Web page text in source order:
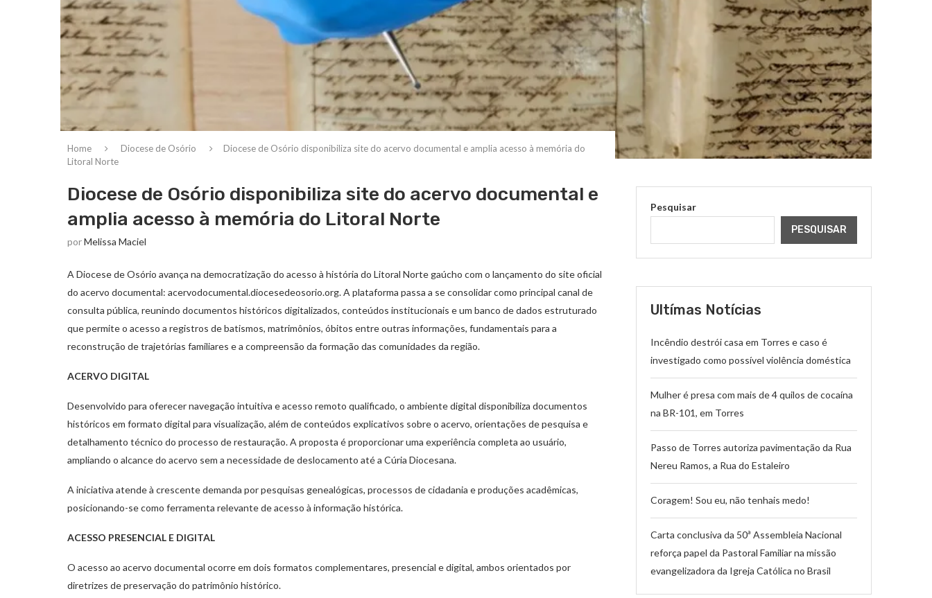
Home Diocese de Osório
Diocese de Osório disponibiliza site do acervo documental e amplia acesso à memória do
Litoral Norte
Diocese de Osório disponibiliza site do acervo documental e
amplia acesso à memória do Litoral Norte
porMelissa Maciel
A Diocese de Osório avança na democratização do acesso à história do Litoral Norte gaúcho com o lançamento do site oficial
do acervo documental: acervodocumental.diocesedeosorio.org. A plataforma passa a se consolidar como principal canal de
consulta pública, reunindo documentos históricos digitalizados, conteúdos institucionais e um banco de dados estruturado
que permite o acesso a registros de batismos, matrimônios, óbitos entre outras informações, fundamentais para a
reconstrução de trajetórias familiares e a compreensão da formação das comunidades da região.
ACERVO DIGITAL
Desenvolvido para oferecer navegação intuitiva e acesso remoto qualificado, o ambiente digital disponibiliza documentos
históricos em formato digital para visualização, além de conteúdos explicativos sobre o acervo, orientações de pesquisa e
detalhamento técnico do processo de restauração. A proposta é proporcionar uma experiência completa ao usuário,
ampliando o alcance do acervo sem a necessidade de deslocamento até a Cúria Diocesana.
A iniciativa atende à crescente demanda por pesquisas genealógicas, processos de cidadania e produções acadêmicas,
posicionando-se como ferramenta relevante de acesso à informação histórica.
ACESSO PRESENCIAL E DIGITAL
O acesso ao acervo documental ocorre em dois formatos complementares, presencial e digital, ambos orientados por
diretrizes de preservação do patrimônio histórico.
Pesquisar
PESQUISAR
Ultímas Notícias
Incêndio destrói casa em Torres e caso é
investigado como possível violência doméstica
Mulher é presa com mais de 4 quilos de cocaína
na BR-101, em Torres
Passo de Torres autoriza pavimentação da Rua
Nereu Ramos, a Rua do Estaleiro
Coragem! Sou eu, não tenhais medo!
Carta conclusiva da 50ª Assembleia Nacional
reforça papel da Pastoral Familiar na missão
evangelizadora da Igreja Católica no Brasil